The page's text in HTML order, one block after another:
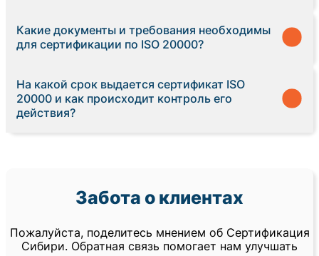
Какие документы и требования необходимы
для сертификации по ISO 20000?
На какой срок выдается сертификат ISO
20000 и как происходит контроль его
действия?
Забота о клиентах
Пожалуйста, поделитесь мнением об Сертификация
Сибири. Обратная связь помогает нам улучшать